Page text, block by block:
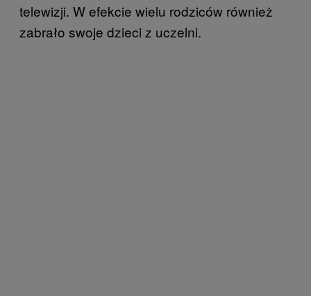
telewizji. W efekcie wielu rodziców również
zabrało swoje dzieci z uczelni.